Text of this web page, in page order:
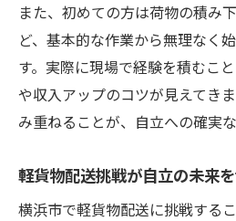
題
また、初めての方は荷物の積み
ど、基本的な作業から無理なく
す。実際に現場で経験を積むこ
や収入アップのコツが見えてき
み重ねることが、自立への確実な
軽貨物配送挑戦が自立の未来
横浜市で軽貨物配送に挑戦する